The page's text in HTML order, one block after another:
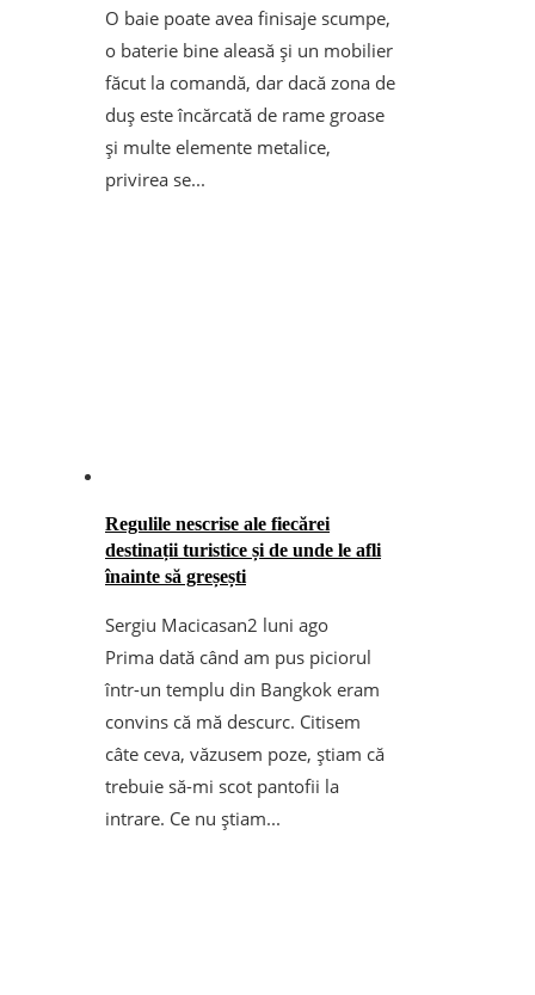
O baie poate avea finisaje scumpe,
o baterie bine aleasă și un mobilier
făcut la comandă, dar dacă zona de
duș este încărcată de rame groase
și multe elemente metalice,
privirea se...
Regulile nescrise ale fiecărei
destinații turistice și de unde le afli
înainte să greșești
Sergiu Macicasan2 luni ago
Prima dată când am pus piciorul
într-un templu din Bangkok eram
convins că mă descurc. Citisem
câte ceva, văzusem poze, știam că
trebuie să-mi scot pantofii la
intrare. Ce nu știam...